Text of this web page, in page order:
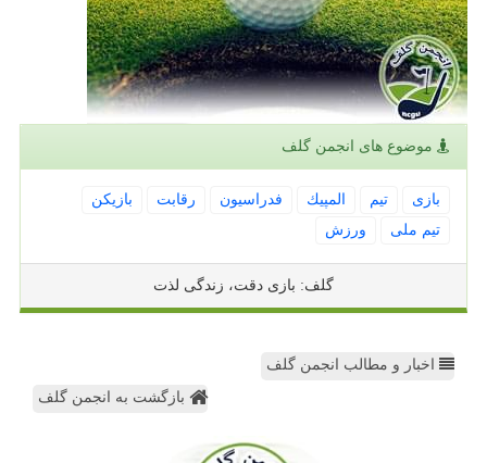
موضوع های انجمن گلف
بازی تیم المپیك فدراسیون رقابت
بازیكن
تیم ملی
ورزش
گلف: بازی دقت، زندگی لذت
اخبار و مطالب انجمن گلف
بازگشت به انجمن گلف